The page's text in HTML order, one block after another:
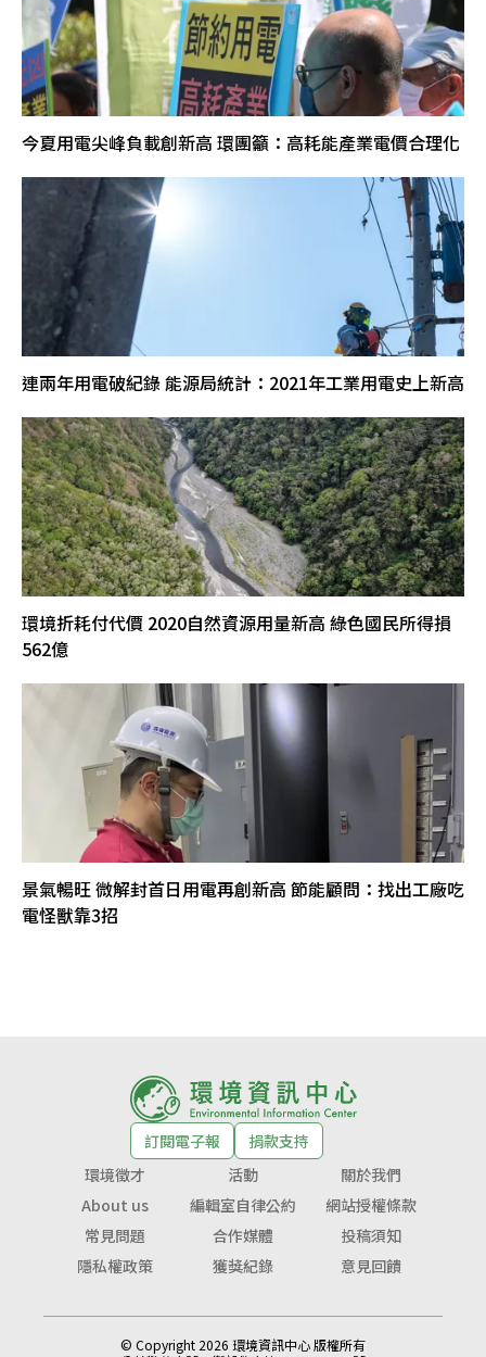
今夏用電尖峰負載創新高 環團籲：高耗能產業電價合理化
連兩年用電破紀錄 能源局統計：2021年工業用電史上新高
環境折耗付代價 2020自然資源用量新高 綠色國民所得損
562億
景氣暢旺 微解封首日用電再創新高 節能顧問：找出工廠吃
電怪獸靠3招
訂閱電子報
捐款支持
環境徵才
活動
關於我們
About us
編輯室自律公約
網站授權條款
常見問題
合作媒體
投稿須知
隱私權政策
獲獎紀錄 意見回饋
© Copyright 2026 環境資訊中心 版權所有